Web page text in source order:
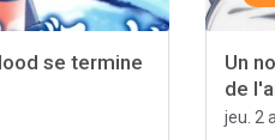
se termine
Un
de
jeu. 2